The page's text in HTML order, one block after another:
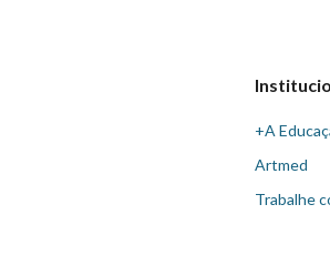
+A
Artmed
Trabalhe